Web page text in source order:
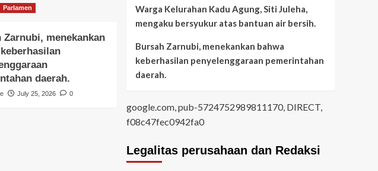
Parlamen
Zarnubi, menekankan
daerah.
July 25, 2026 0
Warga Kelurahan Kadu Agung, Siti Juleha,
mengaku bersyukur atas bantuan air bersih.
Bursah Zarnubi, menekankan bahwa
keberhasilan penyelenggaraan pemerintahan
daerah.
google.com, pub-5724752989811170, DIRECT,
f08c47fec0942fa0
Legalitas perusahaan dan Redaksi